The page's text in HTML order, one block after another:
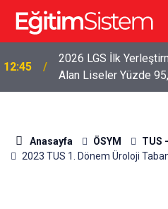
04:00
2026 LGS Sonuçları
Yaklaşık 9’u İlk Beş
Anasayfa ÖSYM
TUS
2023 TUS 1. Dönem Üroloji